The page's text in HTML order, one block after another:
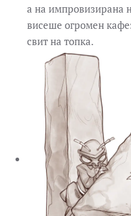
а на импровизирана
висеше огромен
свит на топка.